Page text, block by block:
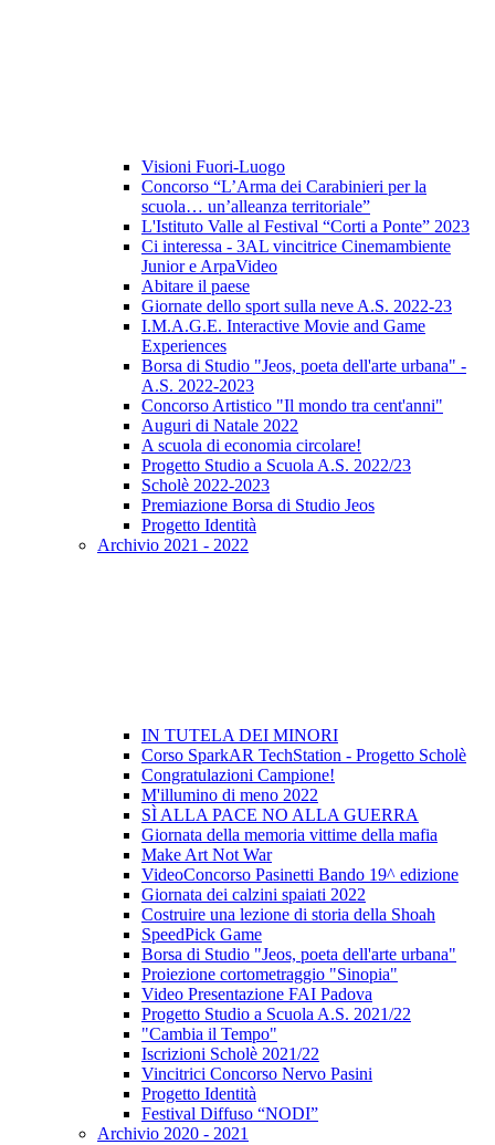
Visioni Fuori-Luogo
Concorso “L’Arma dei Carabinieri per la
scuola… un’alleanza territoriale”
L'Istituto Valle al Festival “Corti a Ponte” 2023
Ci interessa - 3AL vincitrice Cinemambiente
Junior e ArpaVideo
Abitare il paese
Giornate dello sport sulla neve A.S. 2022-23
I.M.A.G.E. Interactive Movie and Game
Experiences
Borsa di Studio "Jeos, poeta dell'arte urbana" -
A.S. 2022-2023
Concorso Artistico "Il mondo tra cent'anni"
Auguri di Natale 2022
A scuola di economia circolare!
Progetto Studio a Scuola A.S. 2022/23
Scholè 2022-2023
Premiazione Borsa di Studio Jeos
Progetto Identità
Archivio 2021 - 2022
IN TUTELA DEI MINORI
Corso SparkAR TechStation - Progetto Scholè
Congratulazioni Campione!
M'illumino di meno 2022
SÌ ALLA PACE NO ALLA GUERRA
Giornata della memoria vittime della mafia
Make Art Not War
VideoConcorso Pasinetti Bando 19^ edizione
Giornata dei calzini spaiati 2022
Costruire una lezione di storia della Shoah
SpeedPick Game
Borsa di Studio "Jeos, poeta dell'arte urbana"
Proiezione cortometraggio "Sinopia"
Video Presentazione FAI Padova
Progetto Studio a Scuola A.S. 2021/22
"Cambia il Tempo"
Iscrizioni Scholè 2021/22
Vincitrici Concorso Nervo Pasini
Progetto Identità
Festival Diffuso “NODI”
Archivio 2020 - 2021